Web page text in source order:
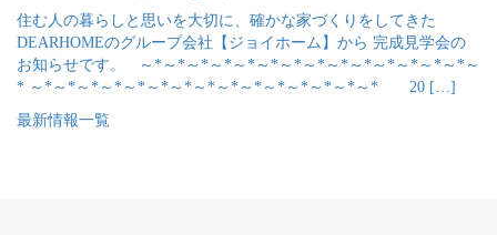
住む人の暮らしと思いを大切に、確かな家づくりをしてきた
DEARHOMEのグループ会社【ジョイホーム】から 完成見学会の
お知らせです。 ～*～*～*～*～*～*～*～*～*～*～*～*～*～*～
* ～*～*～*～*～*～*～*～*～*～*～*～*～*～*～* 20 […]
最新情報一覧